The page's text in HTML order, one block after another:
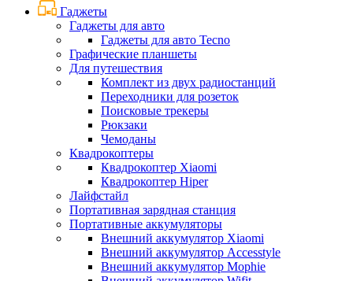
Гаджеты
Гаджеты для авто
Гаджеты для авто Tecno
Графические планшеты
Для путешествия
Комплект из двух радиостанций
Переходники для розеток
Поисковые трекеры
Рюкзаки
Чемоданы
Квадрокоптеры
Квадрокоптер Xiaomi
Квадрокоптер Hiper
Лайфстайл
Портативная зарядная станция
Портативные аккумуляторы
Внешний аккумулятор Xiaomi
Внешний аккумулятор Accesstyle
Внешний аккумулятор Mophie